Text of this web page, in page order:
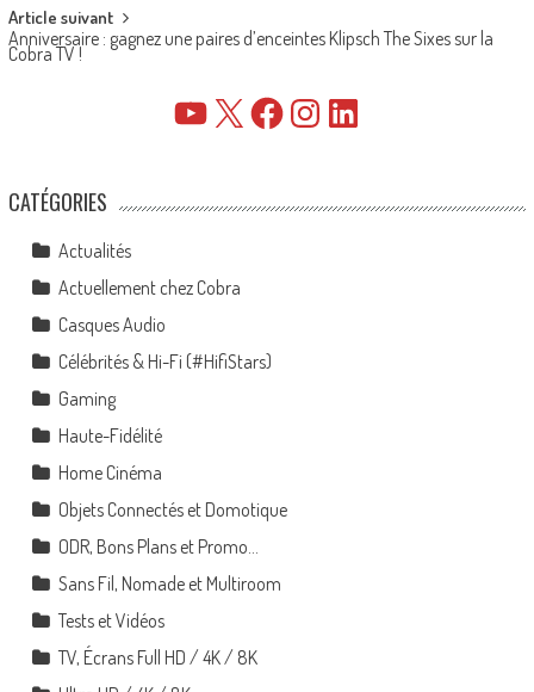
Article suivant
Anniversaire : gagnez une paires d’enceintes Klipsch The Sixes sur la
Cobra TV !
YouTube FacebookInstagramLinkedIn
CATÉGORIES
Actualités
Actuellement chez Cobra
Casques Audio
Célébrités & Hi-Fi (#HifiStars)
Gaming
Haute-Fidélité
Home Cinéma
Objets Connectés et Domotique
ODR, Bons Plans et Promo…
Sans Fil, Nomade et Multiroom
Tests et Vidéos
TV, Écrans Full HD / 4K / 8K